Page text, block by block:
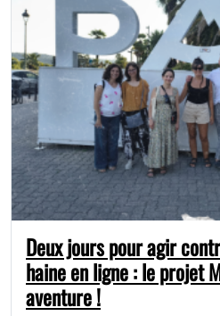
Deux jours pour agir
haine en ligne : le projet
aventure !